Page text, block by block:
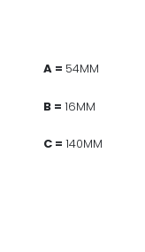
A = 54MM
B = 16MM
C = 140MM